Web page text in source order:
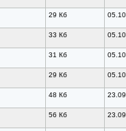
29 Кб
33 Кб
31 Кб
29 Кб
48 Кб
56 Кб